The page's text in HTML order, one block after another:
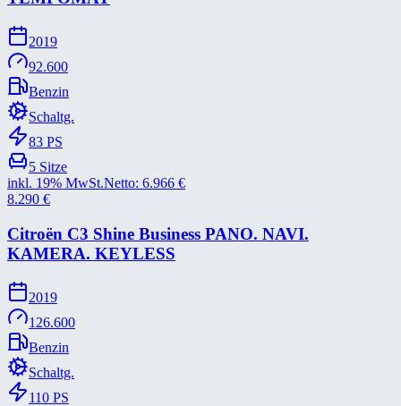
2019
92.600
Benzin
Schaltg.
83 PS
5 Sitze
inkl. 19% MwSt.Netto: 6.966 €
8.290 €
Citroën C3 Shine Business PANO. NAVI.
KAMERA. KEYLESS
2019
126.600
Benzin
Schaltg.
110 PS